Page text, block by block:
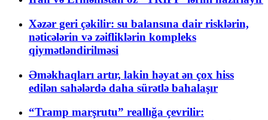
Xəzər geri çəkilir: su balansına dair risklərin,
nəticələrin və zəifliklərin kompleks
qiymətləndirilməsi
Əməkhaqları artır, lakin həyat ən çox hiss
edilən sahələrdə daha sürətlə bahalaşır
“Tramp marşrutu” reallığa çevrilir: